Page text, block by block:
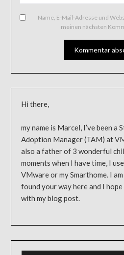
Name, E-Mail-Adresse und
meinen nächsten
Hi there,
my name is Marcel, I’ve been a
Adoption Manager (TAM) at
also a father of 3 wonderful
moments when I have time, I
VMware or my Smarthome. I
found your way here and I
with my blog post.